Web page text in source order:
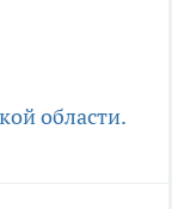
области.